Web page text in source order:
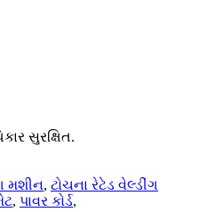
સુરક્ષિત.
મશીન, ટોચના રેટેડ વેલ્ડીંગ
, પાવર કોર્ડ,